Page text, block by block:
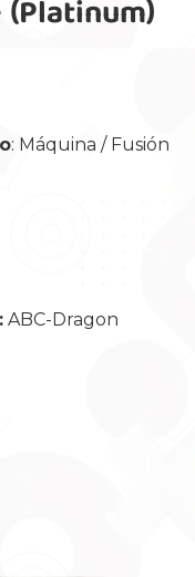
: Máquina / Fusión
ABC-Dragon